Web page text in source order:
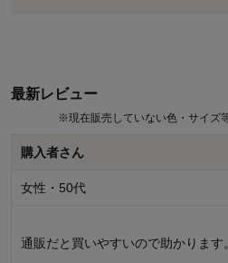
最新レビュー
※現在販売していない色・サイズ
購入者さん
女性・50代
通販だと買いやすいので助かります。